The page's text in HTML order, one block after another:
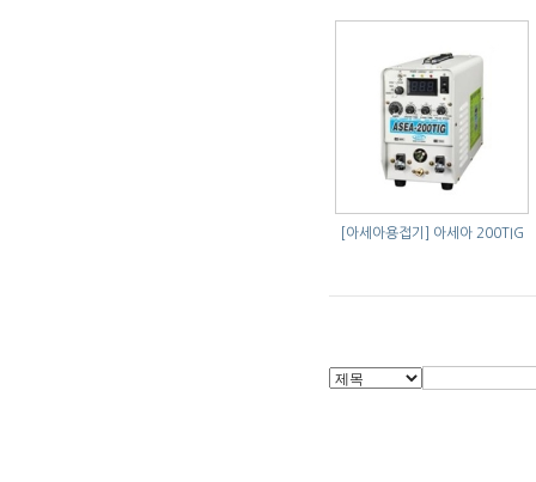
[아세아용접기] 아세아 200TIG